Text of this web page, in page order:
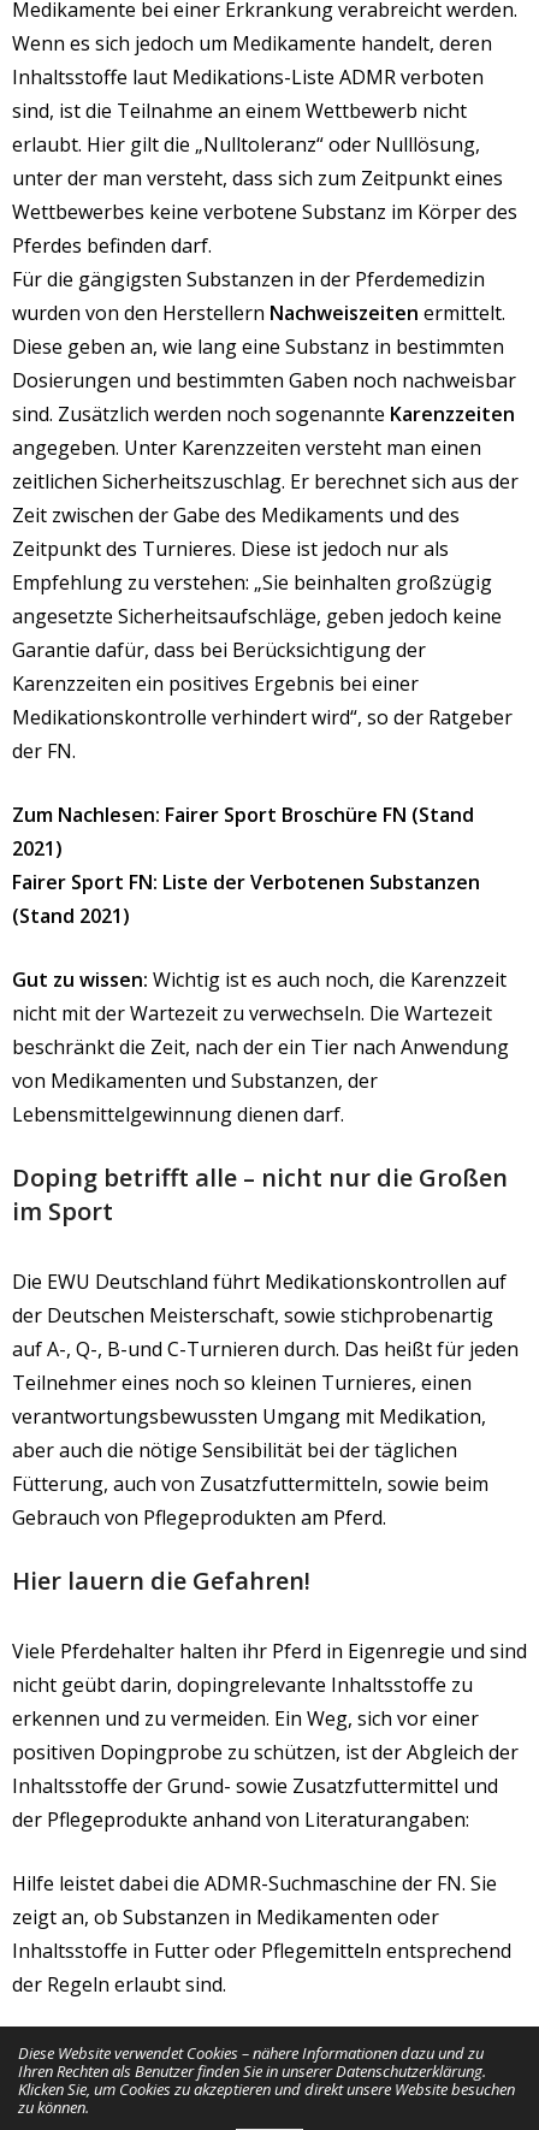
Medikamente bei einer Erkrankung verabreicht werden.
Wenn es sich jedoch um Medikamente handelt, deren
Inhaltsstoffe laut Medikations-Liste ADMR verboten
sind, ist die Teilnahme an einem Wettbewerb nicht
erlaubt. Hier gilt die „Nulltoleranz“ oder Nulllösung,
unter der man versteht, dass sich zum Zeitpunkt eines
Wettbewerbes keine verbotene Substanz im Körper des
Pferdes befinden darf.
Für die gängigsten Substanzen in der Pferdemedizin
wurden von den Herstellern Nachweiszeiten ermittelt.
Diese geben an, wie lang eine Substanz in bestimmten
Dosierungen und bestimmten Gaben noch nachweisbar
sind. Zusätzlich werden noch sogenannte Karenzzeiten
angegeben. Unter Karenzzeiten versteht man einen
zeitlichen Sicherheitszuschlag. Er berechnet sich aus der
Zeit zwischen der Gabe des Medikaments und des
Zeitpunkt des Turnieres. Diese ist jedoch nur als
Empfehlung zu verstehen: „Sie beinhalten großzügig
angesetzte Sicherheitsaufschläge, geben jedoch keine
Garantie dafür, dass bei Berücksichtigung der
Karenzzeiten ein positives Ergebnis bei einer
Medikationskontrolle verhindert wird“, so der Ratgeber
der FN.
Zum Nachlesen: Fairer Sport Broschüre FN (Stand
2021)
Fairer Sport FN: Liste der Verbotenen Substanzen
(Stand 2021)
Gut zu wissen: Wichtig ist es auch noch, die Karenzzeit
nicht mit der Wartezeit zu verwechseln. Die Wartezeit
beschränkt die Zeit, nach der ein Tier nach Anwendung
von Medikamenten und Substanzen, der
Lebensmittelgewinnung dienen darf.
Doping betrifft alle – nicht nur die Großen
im Sport
Die EWU Deutschland führt Medikationskontrollen auf
der Deutschen Meisterschaft, sowie stichprobenartig
auf A-, Q-, B-und C-Turnieren durch. Das heißt für jeden
Teilnehmer eines noch so kleinen Turnieres, einen
verantwortungsbewussten Umgang mit Medikation,
aber auch die nötige Sensibilität bei der täglichen
Fütterung, auch von Zusatzfuttermitteln, sowie beim
Gebrauch von Pflegeprodukten am Pferd.
Hier lauern die Gefahren!
Viele Pferdehalter halten ihr Pferd in Eigenregie und sind
nicht geübt darin, dopingrelevante Inhaltsstoffe zu
erkennen und zu vermeiden. Ein Weg, sich vor einer
positiven Dopingprobe zu schützen, ist der Abgleich der
Inhaltsstoffe der Grund- sowie Zusatzfuttermittel und
der Pflegeprodukte anhand von Literaturangaben:
Hilfe leistet dabei die ADMR-Suchmaschine der FN. Sie
zeigt an, ob Substanzen in Medikamenten oder
Inhaltsstoffe in Futter oder Pflegemitteln entsprechend
der Regeln erlaubt sind.
Die FN bietet eine kostenfreie App für die gängigsten
Smartphones und Tablets zum Download an. Unter dem
Menü-Punkt „Fairer Sport“ ist eine Suchmaschine
Diese Website verwendet Cookies – nähere Informationen dazu und zu
Ihren Rechten als Benutzer finden Sie in unserer Datenschutzerklärung.
Klicken Sie, um Cookies zu akzeptieren und direkt unsere Website besuchen
zu können.